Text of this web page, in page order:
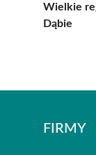
Wielkie
Dąbie
FIRMY